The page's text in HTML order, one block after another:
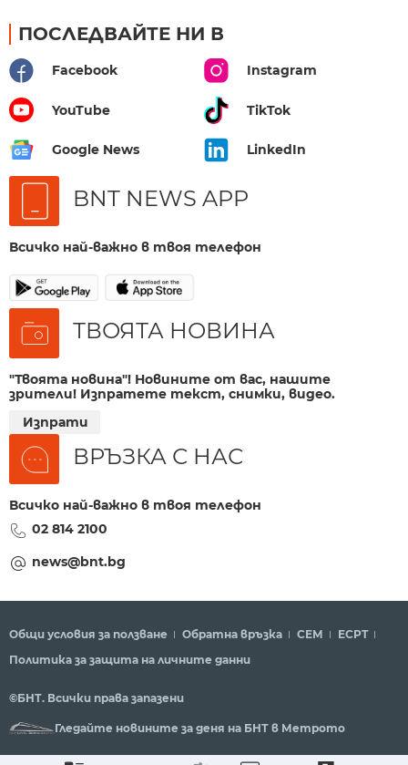
ПОСЛЕДВАЙТЕ НИ В
Facebook Instagram
YouTube TikTok
Google News LinkedIn
BNT NEWS APP
Всичко най-важно в твоя телефон
ТВОЯТА НОВИНА
"Твоята новина"! Новините от вас, нашите
зрители! Изпратете текст, снимки, видео.
Изпрати
ВРЪЗКА С НАС
Всичко най-важно в твоя телефон
02 814 2100
news@bnt.bg
Общи условия за ползване Обратна връзка СЕМ
ECPT
Политика за защита на личните данни
©БНТ. Всички права запазени
Гледайте новините за деня на БНТ в Метрото